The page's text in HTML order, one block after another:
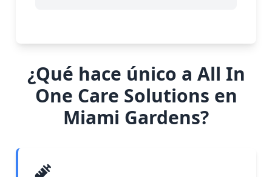
¿Qué hace único a All In
One Care Solutions en
Miami Gardens?